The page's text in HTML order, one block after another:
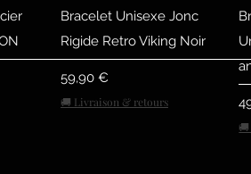
Быстрый просмотр
Bracelet Unisexe Jonc
Rigide Retro Viking Noir
Цена
59,90 €
🚚 Livraison & retours